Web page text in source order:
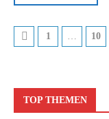
1 … 10
TOP THEMEN